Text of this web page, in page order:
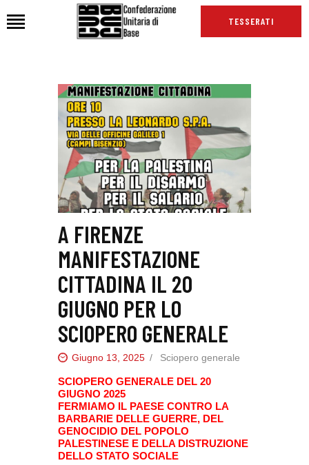
TESSERATI
HOME
CHI SIAMO
SEDI
NEWS
PODCAST CUB
TG CUB
INTERNAZIONALE
RASSEGNA STAMPA
A FIRENZE
MANIFESTAZIONE
CITTADINA IL 20
GIUGNO PER LO
SCIOPERO GENERALE
Giugno 13, 2025 Sciopero generale
SCIOPERO GENERALE DEL 20
GIUGNO 2025
FERMIAMO IL PAESE CONTRO LA
BARBARIE DELLE GUERRE, DEL
GENOCIDIO DEL POPOLO
PALESTINESE E DELLA DISTRUZIONE
DELLO STATO SOCIALE